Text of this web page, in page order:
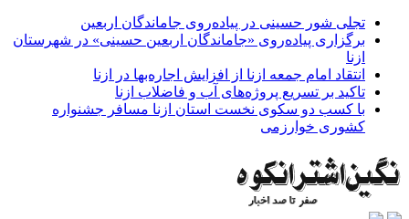
تجلی شور حسینی در پیاده‌روی جاماندگان اربعین
برگزاری پیاده‌روی «جاماندگان اربعین حسینی» در شهرستان
ازنا
انتقاد امام جمعه ازنا از افزایش اجاره‌بها در ازنا
تاکید بر تسریع پروژه‌های آب و فاضلاب ازنا
با کسب دو سکوی نخست استان ازنا مسافر جشنواره
کشوری خوارزمی